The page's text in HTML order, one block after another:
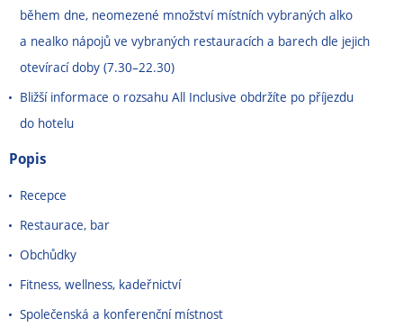
během dne, neomezené množství místních vybraných alko
a nealko nápojů ve vybraných restauracích a barech dle jejich
otevírací doby (7.30–⁠22.30)
Bližší informace o rozsahu All Inclusive obdržíte po příjezdu
do hotelu
Popis
Recepce
Restaurace, bar
Obchůdky
Fitness, wellness, kadeřnictví
Společenská a konferenční místnost